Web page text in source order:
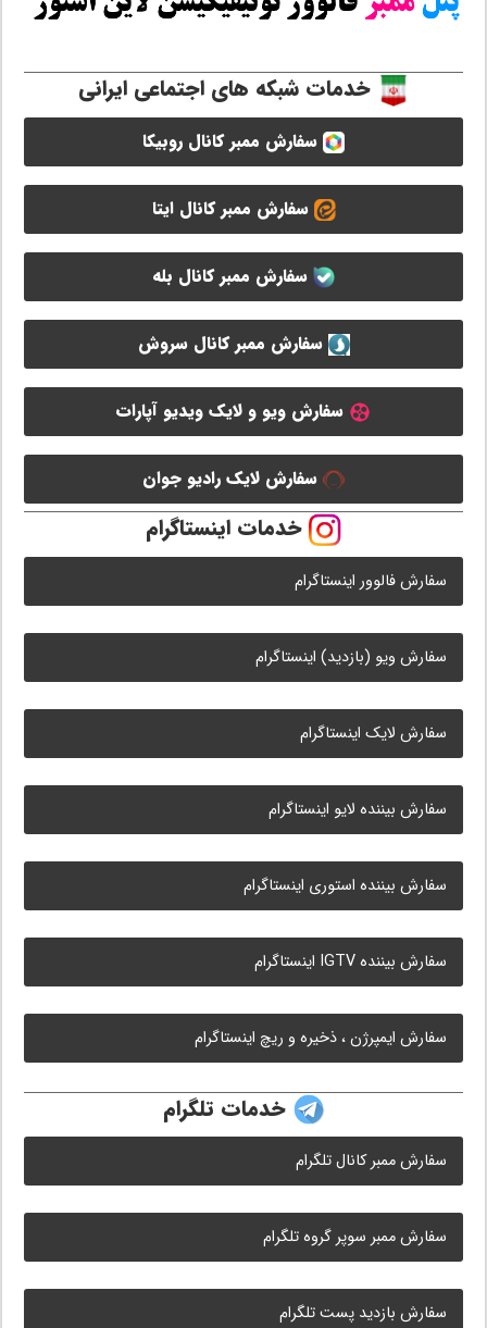
خدمات شبکه های اجتماعی ایرانی
سفارش ممبر کانال روبیکا
سفارش ممبر کانال ایتا
سفارش ممبر کانال بله
سفارش ممبر کانال سروش
سفارش ویو و لایک ویدیو آپارات
سفارش لایک رادیو جوان
خدمات اینستاگرام
سفارش فالوور اینستاگرام
سفارش ویو (بازدید) اینستاگرام
سفارش لایک اینستاگرام
سفارش بیننده لایو اینستاگرام
سفارش بیننده استوری اینستاگرام
سفارش بیننده IGTV اینستاگرام
سفارش ایمپرژن ، ذخیره و ریچ اینستاگرام
خدمات تلگرام
سفارش ممبر کانال تلگرام
سفارش ممبر سوپر گروه تلگرام
سفارش بازدید پست تلگرام